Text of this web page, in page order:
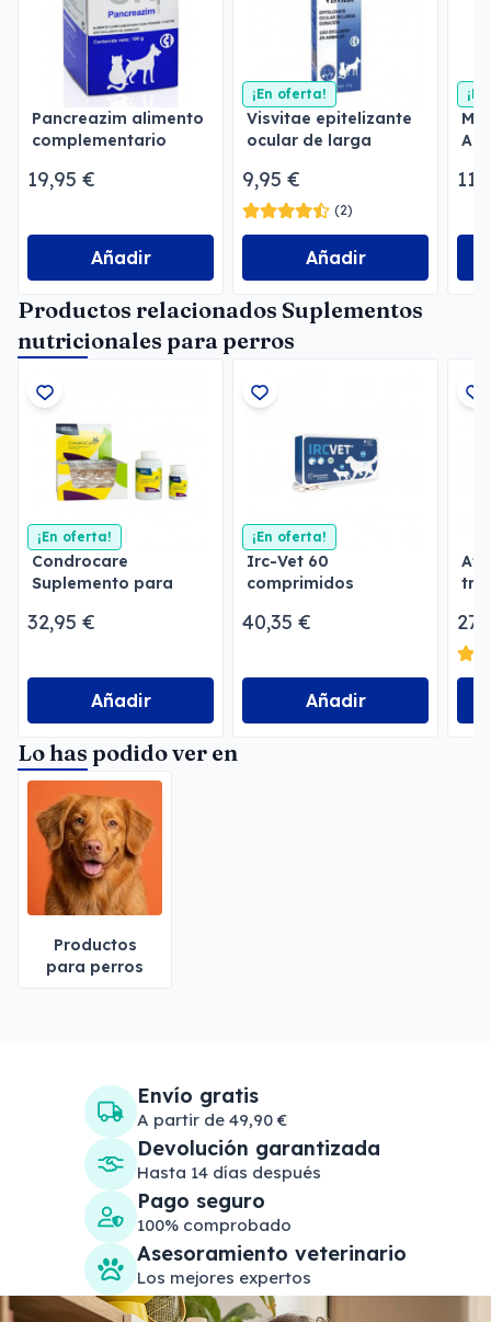
Pancreazim alimento
complementario
19,95 €
Añadir
¡En oferta!
Visvitae epitelizante
ocular de larga
9,95 €
(2)
Añadir
Productos relacionados Suplementos
nutricionales para perros
¡En oferta!
Condrocare
Suplemento para
Perros y Gatos
32,95 €
Añadir
¡En oferta!
Irc-Vet 60
comprimidos
40,35 €
Añadir
Lo has podido ver en
Productos
para perros
Envío gratis
A partir de 49,90 €
Devolución garantizada
Hasta 14 días después
Pago seguro
100% comprobado
Asesoramiento veterinario
Los mejores expertos